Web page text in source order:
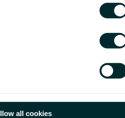
all cookies
vi hjelpe deg?
installatør, arkitekt, grossist
kategori, så vil vi med
din.